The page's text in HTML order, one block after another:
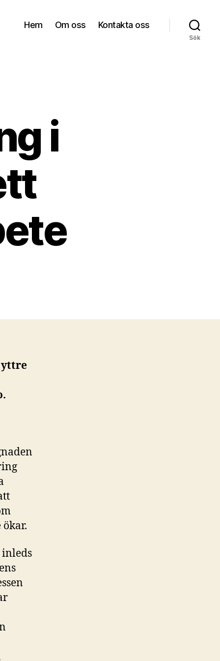
Hem Om oss Kontakta oss
Sök
i
yttre
inleds